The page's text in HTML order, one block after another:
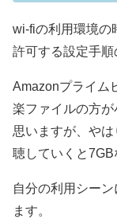
wi-fiの利用環境の
許可する設定手順
Amazonプライム
楽ファイルの方
思いますが、や
聴していくと7GB
自分の利用シー
ます。